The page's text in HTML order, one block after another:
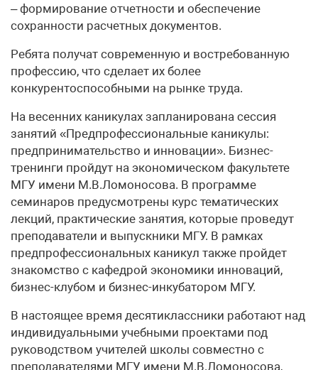
– формирование отчетности и обеспечение
сохранности расчетных документов.
Ребята получат современную и востребованную
профессию, что сделает их более
конкурентоспособными на рынке труда.
На весенних каникулах запланирована сессия
занятий «Предпрофессиональные каникулы:
предпринимательство и инновации». Бизнес-
тренинги пройдут на экономическом факультете
МГУ имени М.В.Ломоносова. В программе
семинаров предусмотрены курс тематических
лекций, практические занятия, которые проведут
преподаватели и выпускники МГУ. В рамках
предпрофессиональных каникул также пройдет
знакомство с кафедрой экономики инноваций,
бизнес-клубом и бизнес-инкубатором МГУ.
В настоящее время десятиклассники работают над
индивидуальными учебными проектами под
руководством учителей школы совместно с
преподавателями МГУ имени М.В.Ломоносова,